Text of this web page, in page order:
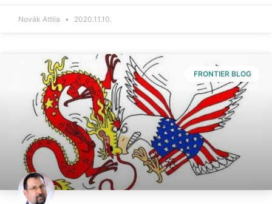
Novák Attila 2020.11.10.
FRONTIER BLOG